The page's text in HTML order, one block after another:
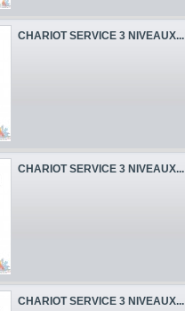
CHARIOT SERVICE 3 NIVEAUX...
CHARIOT SERVICE 3 NIVEAUX...
CHARIOT SERVICE 3 NIVEAUX...